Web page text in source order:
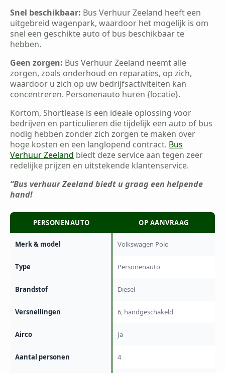
Snel beschikbaar: Bus Verhuur Zeeland heeft een
uitgebreid wagenpark, waardoor het mogelijk is om
snel een geschikte auto of bus beschikbaar te
hebben.
Geen zorgen: Bus Verhuur Zeeland neemt alle
zorgen, zoals onderhoud en reparaties, op zich,
waardoor u zich op uw bedrijfsactiviteiten kan
concentreren. Personenauto huren {locatie}.
Kortom, Shortlease is een ideale oplossing voor
bedrijven en particulieren die tijdelijk een auto of bus
nodig hebben zonder zich zorgen te maken over
hoge kosten en een langlopend contract. Bus
Verhuur Zeeland biedt deze service aan tegen zeer
redelijke prijzen en uitstekende klantenservice.
“Bus verhuur Zeeland biedt u graag een helpende
hand!
PERSONENAUTO OP AANVRAAG
Merk & model Volkswagen Polo
Type Personenauto
Brandstof Diesel
Versnellingen 6, handgeschakeld
Airco Ja
Aantal personen 4